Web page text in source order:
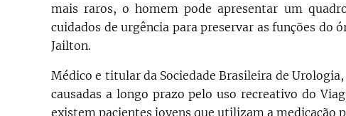
mais raros, o homem pode apresentar um
cuidados de urgência para preservar as funções
Jailton.
Médico e titular da Sociedade Brasileira de
causadas a longo prazo pelo uso recreativo do
existem pacientes jovens que utilizam a medicação